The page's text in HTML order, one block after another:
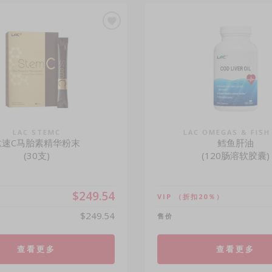
LAC STEMC
速C马胎素精华粉末
(30支)
$249.54
$249.54
查看更多
LAC OMEGAS & FISH
鳕鱼肝油
(120肠溶软胶囊)
VIP （折扣20％）
售价
查看更多